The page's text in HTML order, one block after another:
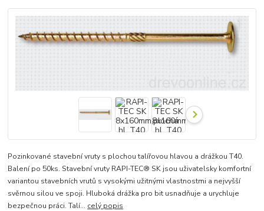
Pozinkované stavební vruty s plochou talířovou hlavou a drážkou T40.
Balení po 50ks. Stavební vruty RAPI-TEC® SK jsou uživatelsky komfortní
variantou stavebních vrutů s vysokými užitnými vlastnostmi a nejvyšší
svěrnou silou ve spoji. Hluboká drážka pro bit usnadňuje a urychluje
bezpečnou práci. Talí... celý popis